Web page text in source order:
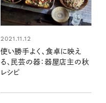
2021.11.12
使い勝手よく、食卓に映え
る、民芸の器：器屋店主の秋
レシピ